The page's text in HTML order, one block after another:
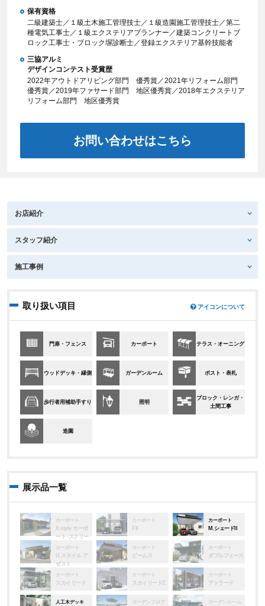
保有資格
二級建築士／１級土木施工管理技士／１級造園施工管理技士／第二
種電気工事士／１級エクステリアプランナー／建築コンクリートブ
ロック工事士・ブロック塀診断士／登録エクステリア基幹技能者
三協アルミ
デザインコンテスト受賞歴
2022年アウトドアリビング部門 優秀賞／2021年リフォーム部門
優秀賞／2019年ファサード部門 地区優秀賞／2018年エクステリア
リフォーム部門 地区優秀賞
お問い合わせはこちら
お店紹介
スタッフ紹介
施工事例
取り扱い項目 アイコンについて
門扉・フェンス カーポート テラス・オーニング
ウッドデッキ・縁側 ガーデンルーム ポスト・表札
歩行者用補助手すり 照明
ブロック・レンガ・
土間工事
造園
展示品一覧
カーポート
X.style カーポ
ート･スクリー
ン
カーポート
FII
カーポート
M.シェードII
カーポート
U.スタイル ア
ゼスト
カーポート
ビームス
カーポート
ダブルフェース
カーポート
スカイリード
カーポート
スカイリードZ
カーポート
アトラード
人工木デッキ ガーデンフロア ガーデンルーム